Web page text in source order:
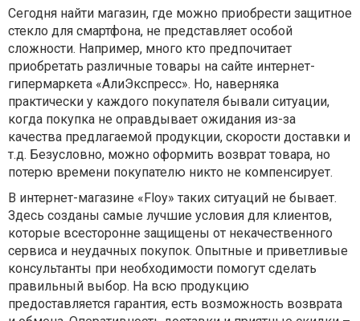
Сегодня найти магазин, где можно приобрести защитное
стекло для смартфона, не представляет особой
сложности. Например, много кто предпочитает
приобретать различные товары на сайте интернет-
гипермаркета «АлиЭкспресс». Но, наверняка
практически у каждого покупателя бывали ситуации,
когда покупка не оправдывает ожидания из-за
качества предлагаемой продукции, скорости доставки и
т.д. Безусловно, можно оформить возврат товара, но
потерю времени покупателю никто не компенсирует.
В интернет-магазине «Floy» таких ситуаций не бывает.
Здесь созданы самые лучшие условия для клиентов,
которые всесторонне защищены от некачественного
сервиса и неудачных покупок. Опытные и приветливые
консультанты при необходимости помогут сделать
правильный выбор. На всю продукцию
предоставляется гарантия, есть возможность возврата